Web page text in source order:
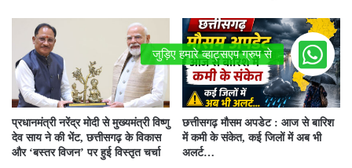
प्रधानमंत्री नरेंद्र मोदी से मुख्यमंत्री विष्णु
देव साय ने की भेंट, छत्तीसगढ़ के विकास
और ‘बस्तर विजन’ पर हुई विस्तृत चर्चा
छत्तीसगढ़ मौसम अपडेट : आज से बारिश
में कमी के संकेत, कई जिलों में अब भी
अलर्ट…